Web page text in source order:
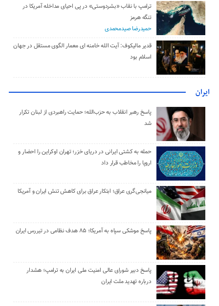
ترامپ با نقاب «بشردوستی» در پی احیای مداخله آمریکا در
تنگه هرمز
حمیدرضا صیدمحمدی
قدیر مالیکوف: آیت‌ الله خامنه‌ ای معمار الگوی مستقل در جهان
اسلام بود
ایران
پاسخ رهبر انقلاب به حزب‌الله؛ حمایت راهبردی از لبنان تکرار
شد
حمله به کشتی ایرانی در دریای خزر؛ تهران اوکراین را احضار و
اروپا را مخاطب قرار داد
میانجی‌گری عراق؛ ابتکار عراق برای کاهش تنش ایران و آمریکا
پاسخ موشکی سپاه به آمریکا؛ ۸۵ هدف نظامی در تیررس ایران
پاسخ دبیر شورای عالی امنیت ملی ایران به ترامپ؛ هشدار
درباره تهدید ملت ایران